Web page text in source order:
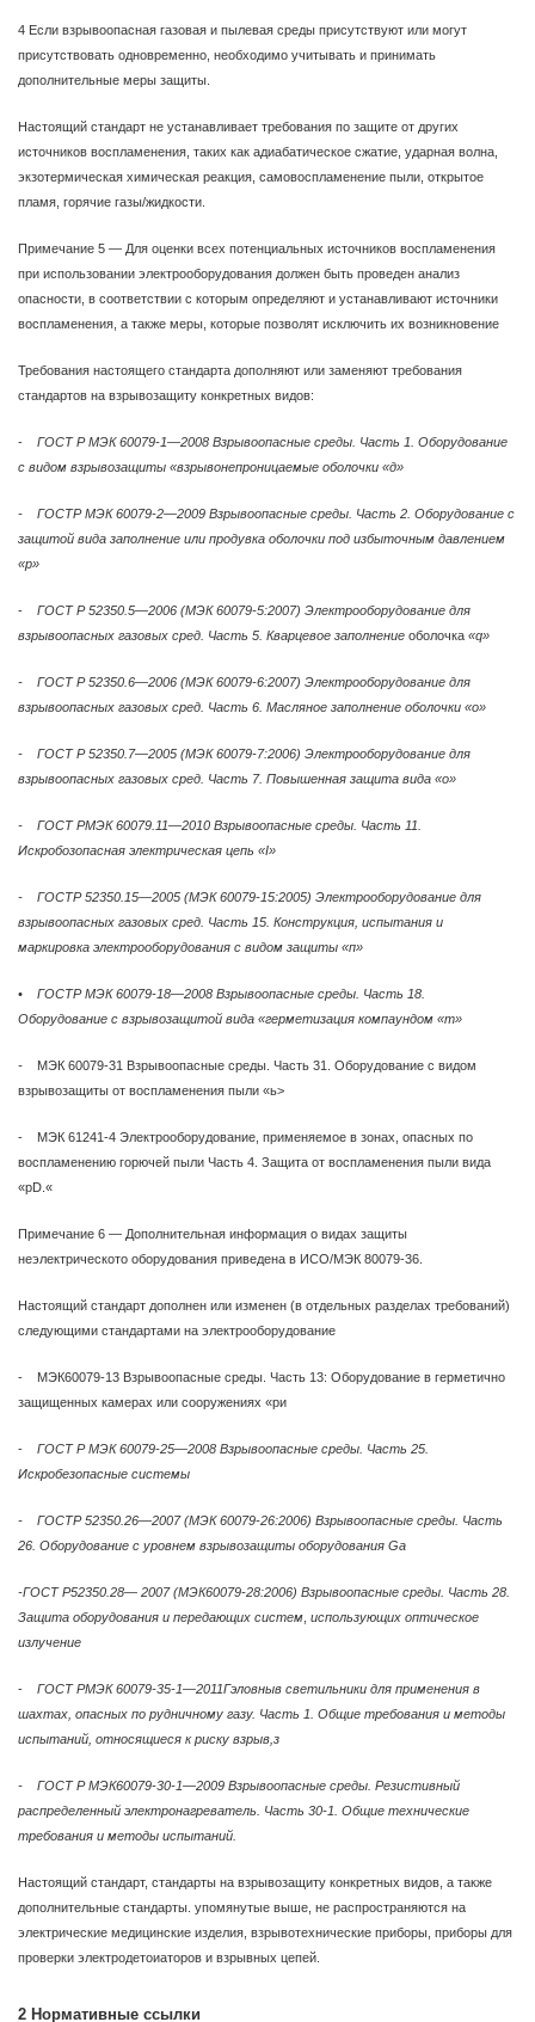
4 Если взрывоопасная газовая и пылевая среды присутствуют или могут
присутствовать одновременно, необходимо учитывать и принимать
дополнительные меры защиты.
Настоящий стандарт не устанавливает требования по защите от других
источников воспламенения, таких как адиабатическое сжатие, ударная волна,
экзотермическая химическая реакция, самовоспламенение пыли, открытое
пламя, горячие газы/жидкости.
Примечание 5 — Для оценки всех потенциальных источников воспламенения
при использовании электрооборудования должен быть проведен анализ
опасности, в соответствии с которым определяют и устанавливают источники
воспламенения, а также меры, которые позволят исключить их возникновение
Требования настоящего стандарта дополняют или заменяют требования
стандартов на взрывозащиту конкретных видов:
- ГОСТ Р МЭК 60079-1—2008 Взрывоопасные среды. Часть 1. Оборудование
с видом взрывозащиты «взрывонепроницаемые оболочки «д»
- ГОСТР МЭК 60079-2—2009 Взрывоопасные среды. Часть 2. Оборудование с
защитой вида заполнение или продувка оболочки под избыточным давлением
«р»
- ГОСТ Р 52350.5—2006 (МЭК 60079-5:2007) Электрооборудование для
взрывоопасных газовых сред. Часть 5. Кварцевое заполнение оболочка «q»
- ГОСТ Р 52350.6—2006 (МЭК 60079-6:2007) Электрооборудование для
взрывоопасных газовых сред. Часть 6. Масляное заполнение оболочки «о»
- ГОСТ Р 52350.7—2005 (МЭК 60079-7:2006) Электрооборудование для
взрывоопасных газовых сред. Часть 7. Повышенная защита вида «о»
- ГОСТ РМЭК 60079.11—2010 Взрывоопасные среды. Часть 11.
Искробозопасная электрическая цепь «I»
- ГОСТР 52350.15—2005 (МЭК 60079-15:2005) Электрооборудование для
взрывоопасных газовых сред. Часть 15. Конструкция, испытания и
маркировка электрооборудования с видом защиты «п»
• ГОСТР МЭК 60079-18—2008 Взрывоопасные среды. Часть 18.
Оборудование с взрывозащитой вида «герметизация компаундом «т»
- МЭК 60079-31 Взрывоопасные среды. Часть 31. Оборудование с видом
взрывозащиты от воспламенения пыли «ь>
- МЭК 61241-4 Электрооборудование, применяемое в зонах, опасных по
воспламенению горючей пыли Часть 4. Защита от воспламенения пыли вида
«pD.«
Примечание 6 — Дополнительная информация о видах защиты
неэлектрическото оборудования приведена в ИСО/МЭК 80079-36.
Настоящий стандарт дополнен или изменен (в отдельных разделах требований)
следующими стандартами на электрооборудование
- МЭК60079-13 Взрывоопасные среды. Часть 13: Оборудование в герметично
защищенных камерах или сооружениях «ри
- ГОСТ Р МЭК 60079-25—2008 Взрывоопасные среды. Часть 25.
Искробезопасные системы
- ГОСТР 52350.26—2007 (МЭК 60079-26:2006) Взрывоопасные среды. Часть
26. Оборудование с уровнем взрывозащиты оборудования Ga
-ГОСТ Р52350.28— 2007 (МЭК60079-28:2006) Взрывоопасные среды. Часть 28.
Защита оборудования и передающих систем использующих оптическое
излучение
- ГОСТ РМЭК 60079-35-1—2011Гэловныв светильники для применения в
шахтах, опасных по рудничному газу. Часть 1. Общие требования и методы
испытаний, относящиеся к риску взрыв,з
- ГОСТ Р МЭК60079-30-1—2009 Взрывоопасные среды. Резистивный
распределенный электронагреватель. Часть 30-1. Общие технические
требования и методы испытаний.
Настоящий стандарт, стандарты на взрывозащиту конкретных видов, а также
дополнительные стандарты. упомянутые выше, не распространяются на
электрические медицинские изделия, взрывотехнические приборы, приборы для
проверки электродетоиаторов и взрывных цепей.
2 Нормативные ссылки